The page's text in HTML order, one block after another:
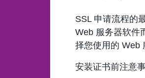
SSL 申请流程的
Web 服务器软件
择您使用的 Web
安装证书前注意事